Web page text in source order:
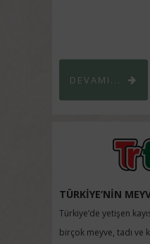
DEVAMI...
TÜRKİYE’NİN
Türkiye’de yetişen
birçok meyve, tadı ve